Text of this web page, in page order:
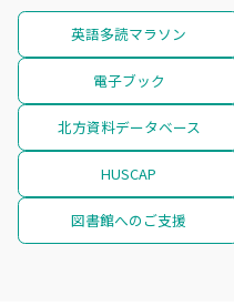
英語多読マラソン
電子ブック
北方資料データベース
HUSCAP
図書館へのご支援